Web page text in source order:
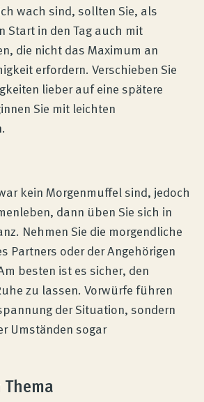
wach sind, sollten Sie, als
Start in den Tag auch mit
die nicht das Maximum an
erfordern. Verschieben Sie
lieber auf eine spätere
Sie mit leichten
kein Morgenmuffel sind, jedoch
dann üben Sie sich in
Nehmen Sie die morgendliche
Partners oder der Angehörigen
besten ist es sicher, den
zu lassen. Vorwürfe führen
der Situation, sondern
Umständen sogar